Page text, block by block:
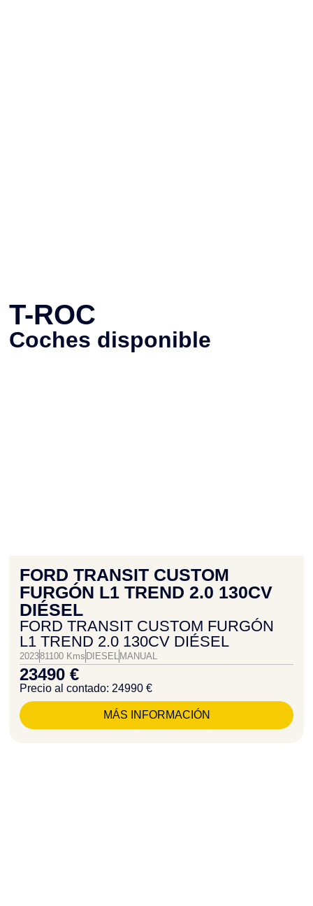
T-ROC
Coches disponible
FORD TRANSIT CUSTOM
FURGÓN L1 TREND 2.0 130CV
DIÉSEL
FORD TRANSIT CUSTOM FURGÓN
L1 TREND 2.0 130CV DIÉSEL
202381100 Kms DIESEL MANUAL
23490 €
Precio al contado: 24990 €
MÁS INFORMACIÓN